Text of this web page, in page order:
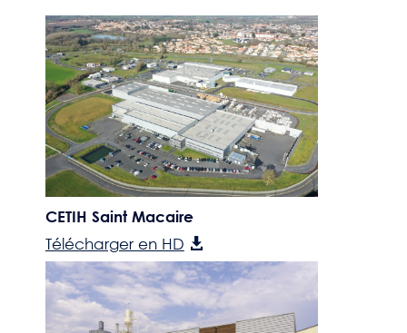
CETIH Saint Macaire
Télécharger en HD